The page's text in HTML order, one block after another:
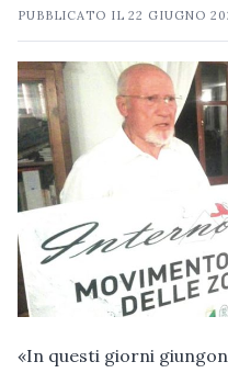
PUBBLICATO IL22 GIUGNO
«In questi giorni